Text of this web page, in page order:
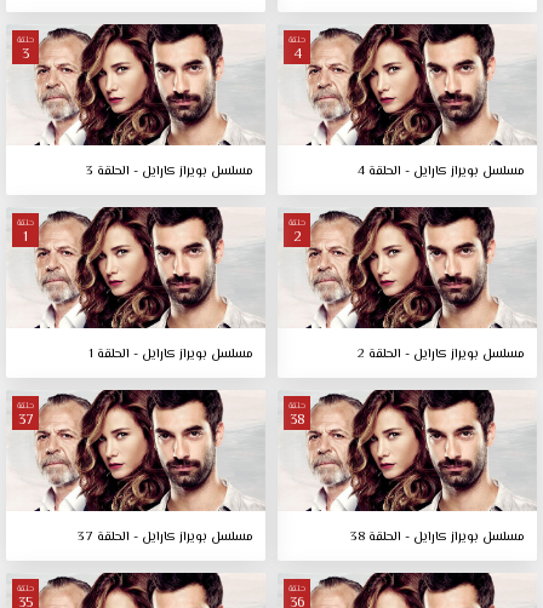
حلقة
4
مسلسل بويراز كارايل - الحلقة 4
حلقة
3
مسلسل بويراز كارايل - الحلقة 3
حلقة
2
مسلسل بويراز كارايل - الحلقة 2
حلقة
1
مسلسل بويراز كارايل - الحلقة 1
حلقة
38
مسلسل بويراز كارايل - الحلقة 38
حلقة
37
مسلسل بويراز كارايل - الحلقة 37
حلقة حلقة